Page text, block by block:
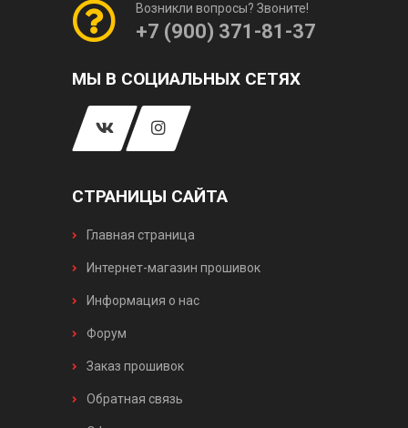
Возникли вопросы? Звоните!
+7 (900) 371-81-37
МЫ В СОЦИАЛЬНЫХ СЕТЯХ
СТРАНИЦЫ САЙТА
Главная страница
Интернет-магазин прошивок
Информация о нас
Форум
Заказ прошивок
Обратная связь